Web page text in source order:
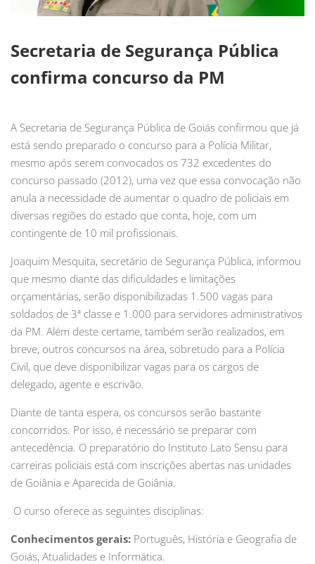
Secretaria de Segurança Pública
confirma concurso da PM
A Secretaria de Segurança Pública de Goiás confirmou que já
está sendo preparado o concurso para a Polícia Militar,
mesmo após serem convocados os 732 excedentes do
concurso passado (2012), uma vez que essa convocação não
anula a necessidade de aumentar o quadro de policiais em
diversas regiões do estado que conta, hoje, com um
contingente de 10 mil profissionais.
Joaquim Mesquita, secretário de Segurança Pública, informou
que mesmo diante das dificuldades e limitações
orçamentárias, serão disponibilizadas 1.500 vagas para
soldados de 3ª classe e 1.000 para servidores administrativos
da PM. Além deste certame, também serão realizados, em
breve, outros concursos na área, sobretudo para a Polícia
Civil, que deve disponibilizar vagas para os cargos de
delegado, agente e escrivão.
Diante de tanta espera, os concursos serão bastante
concorridos. Por isso, é necessário se preparar com
antecedência. O preparatório do Instituto Lato Sensu para
carreiras policiais está com inscrições abertas nas unidades
de Goiânia e Aparecida de Goiânia.
O curso oferece as seguintes disciplinas:
Conhecimentos gerais: Português, História e Geografia de
Goiás, Atualidades e Informática.